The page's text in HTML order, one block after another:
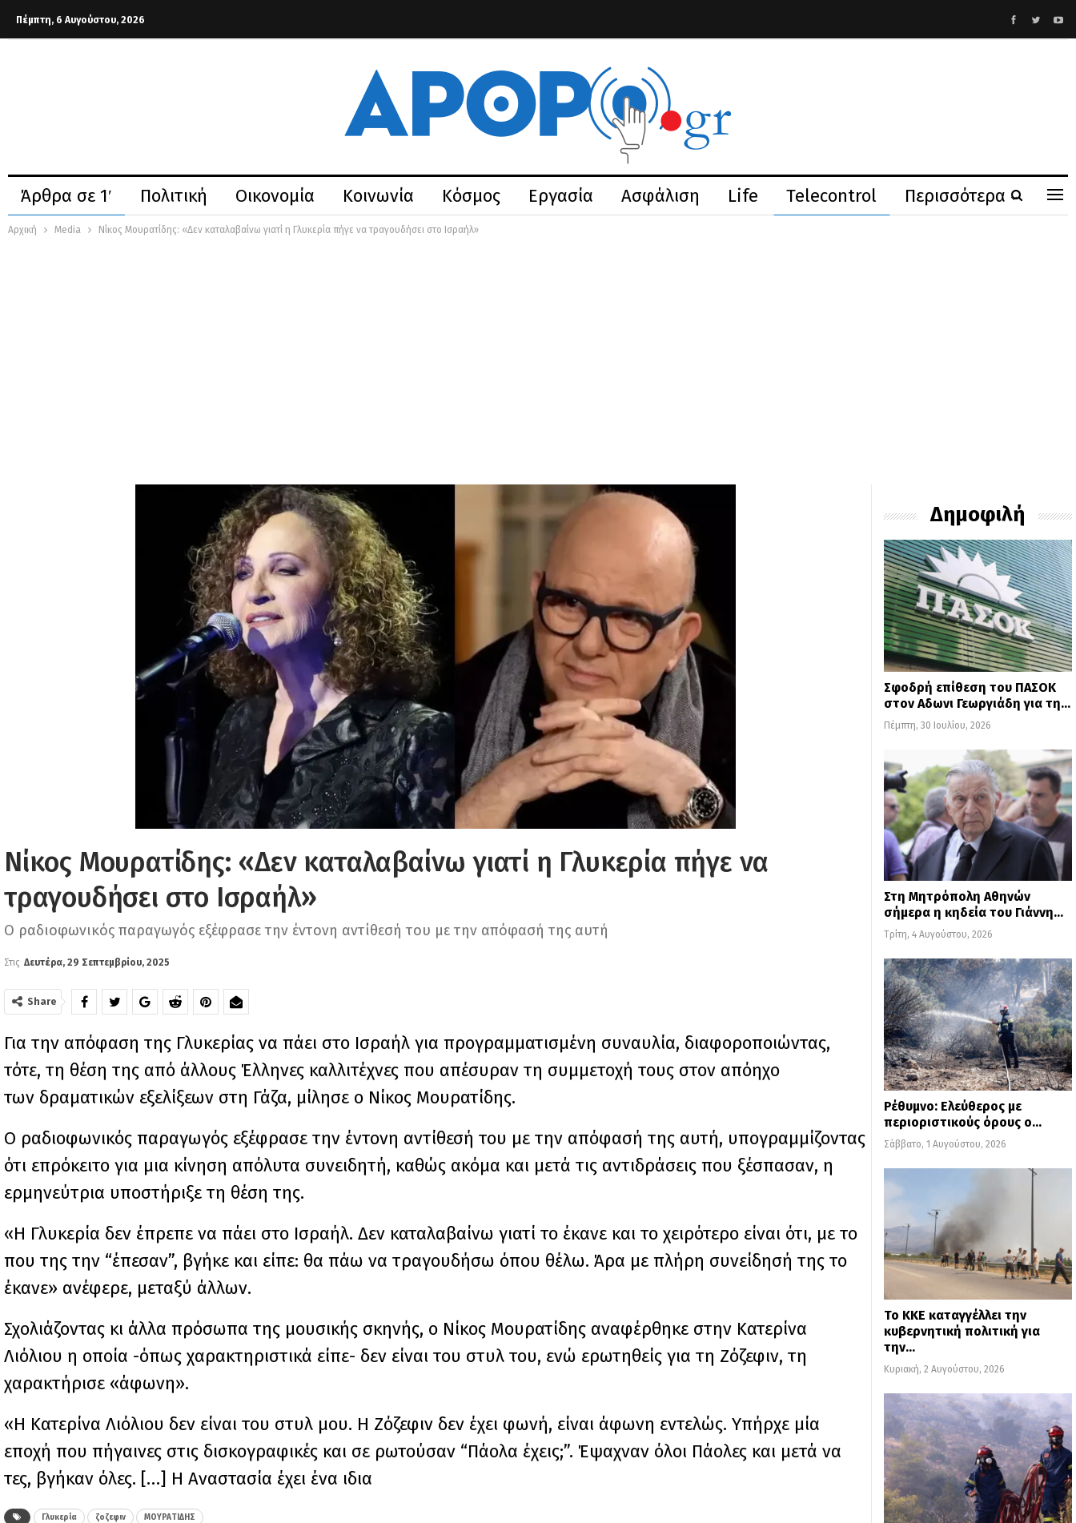
Πέμπτη, 6 Αυγούστου, 2026
Άρθρα σε 1′ Πολιτική Οικονομία Κοινωνία Κόσμος Εργασία Ασφάλιση Life Telecontrol Περισσότερα
Αρχική Media Νίκος Μουρατίδης: «Δεν καταλαβαίνω γιατί η Γλυκερία πήγε να τραγουδήσει στο Ισραήλ»
Νίκος Μουρατίδης: «Δεν καταλαβαίνω γιατί η Γλυκερία πήγε να
τραγουδήσει στο Ισραήλ»
Ο ραδιοφωνικός παραγωγός εξέφρασε την έντονη αντίθεσή του με την απόφασή της αυτή
Στις Δευτέρα, 29 Σεπτεμβρίου, 2025
Share
Για την απόφαση της Γλυκερίας να πάει στο Ισραήλ για προγραμματισμένη συναυλία, διαφοροποιώντας,
τότε, τη θέση της από άλλους Έλληνες καλλιτέχνες που απέσυραν τη συμμετοχή τους στον απόηχο
των δραματικών εξελίξεων στη Γάζα, μίλησε ο Νίκος Μουρατίδης.
Ο ραδιοφωνικός παραγωγός εξέφρασε την έντονη αντίθεσή του με την απόφασή της αυτή, υπογραμμίζοντας
ότι επρόκειτο για μια κίνηση απόλυτα συνειδητή, καθώς ακόμα και μετά τις αντιδράσεις που ξέσπασαν, η
ερμηνεύτρια υποστήριξε τη θέση της.
«Η Γλυκερία δεν έπρεπε να πάει στο Ισραήλ. Δεν καταλαβαίνω γιατί το έκανε και το χειρότερο είναι ότι, με το
που της την “έπεσαν”, βγήκε και είπε: θα πάω να τραγουδήσω όπου θέλω. Άρα με πλήρη συνείδησή της το
έκανε» ανέφερε, μεταξύ άλλων.
Σχολιάζοντας κι άλλα πρόσωπα της μουσικής σκηνής, ο Νίκος Μουρατίδης αναφέρθηκε στην Κατερίνα
Λιόλιου η οποία -όπως χαρακτηριστικά είπε- δεν είναι του στυλ του, ενώ ερωτηθείς για τη Ζόζεφιν, τη
χαρακτήρισε «άφωνη».
«Η Κατερίνα Λιόλιου δεν είναι του στυλ μου. Η Ζόζεφιν δεν έχει φωνή, είναι άφωνη εντελώς. Υπήρχε μία
εποχή που πήγαινες στις δισκογραφικές και σε ρωτούσαν “Πάολα έχεις;”. Έψαχναν όλοι Πάολες και μετά να
τες, βγήκαν όλες. […] Η Αναστασία έχει ένα ιδια
Γλυκερία ζοζεφιν ΜΟΥΡΑΤΙΔΗΣ
Δημοφιλή
Σφοδρή επίθεση του ΠΑΣΟΚ
στον Αδωνι Γεωργιάδη για τη…
Πέμπτη, 30 Ιουλίου, 2026
Στη Μητρόπολη Αθηνών
σήμερα η κηδεία του Γιάννη…
Τρίτη, 4 Αυγούστου, 2026
Ρέθυμνο: Ελεύθερος με
περιοριστικούς όρους ο…
Σάββατο, 1 Αυγούστου, 2026
Το ΚΚΕ καταγγέλλει την
κυβερνητική πολιτική για
την…
Κυριακή, 2 Αυγούστου, 2026